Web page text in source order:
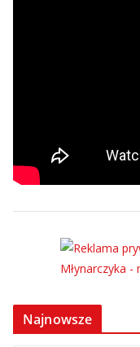
Najnowsze